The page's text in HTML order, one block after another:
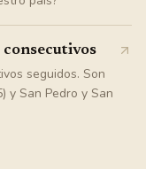
seguidos. Son
y San Pedro y San